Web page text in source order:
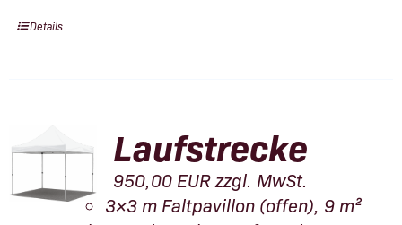
Details
Laufstrecke
950,00EURzzgl. MwSt.
3×3 m Faltpavillon (offen), 9 m²